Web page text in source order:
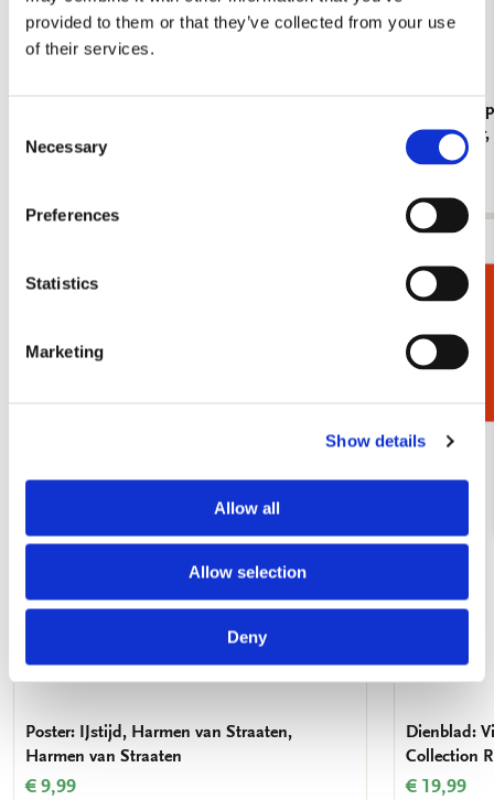
provided to them or that they’ve collected from your use
of their services.
Selection
Necessary
Preferences
Statistics
Marketing
Show details
Allow all
Allow selection
Deny
Jan
€ 9,99
verlanglijst
Poster: IJstijd, Harmen van Straaten,
Harmen van Straaten
€ 9,99
Dienblad:
Collection
€ 19,99
Cadeaukiezer